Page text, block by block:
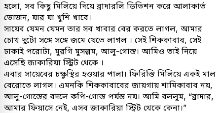
হলো, সব কিছু মিলিয়ে দিয়ে ব্রাদারলি ডিভিশন করে আলাকার্ত
ভোজন, যার যা খুশি খাবে।
সায়েব যেমন যেমন তার সব খাবার বের করতে লাগল, আমার
চোখ দুটো সঙ্গে সঙ্গে জমে যেতে লাগল । সেই শিককাবাব, সেই
ঢাকাই পরোটা, মুরগি মুসল্লম, আলু-গোস্ত। আমিও তাই নিয়ে
এসেছি জাকারিয়া স্ট্রিট থেকে ।
এবার সায়েবের চক্ষুস্থির হওয়ার পালা। ফিরিস্তি মিলিয়ে একই মাল
বেরোতে লাগল। এমনকি শিককাবাবের জায়গায় শামিকাবাব নয়,
আলু-গোস্তের বদলে কপি-গোস্ত পর্যন্ত নয়। আমি বললুম, “ব্রাদার,
আমার ফিয়াসে নেই, এসব জাকারিয়া স্ট্রিট থেকে কেনা।”